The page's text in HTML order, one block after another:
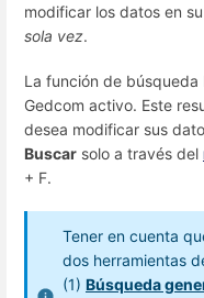
modificar los datos en
sola vez.
La función de
Gedcom activo. Este
desea modificar sus
Buscar solo a través del
+ F.
Tener en cuenta
dos herramientas
(1) Búsqueda